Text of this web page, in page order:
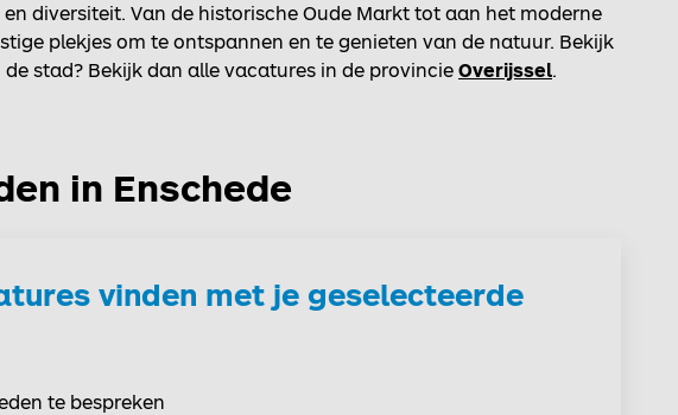
diversiteit. Van de historische Oude Markt tot aan het moderne
plekjes om te ontspannen en te genieten van de natuur. Bekijk
stad? Bekijk dan alle vacatures in de provincie Overijssel.
in Enschede
vinden met je geselecteerde
te bespreken